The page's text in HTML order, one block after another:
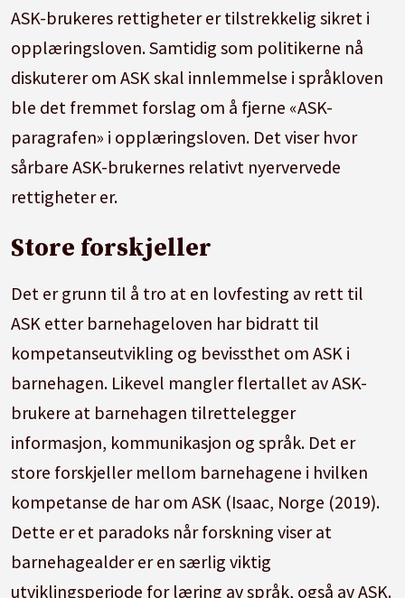
ASK-brukeres rettigheter er tilstrekkelig sikret i
opplæringsloven. Samtidig som politikerne nå
diskuterer om ASK skal innlemmelse i språkloven
ble det fremmet forslag om å fjerne «ASK-
paragrafen» i opplæringsloven. Det viser hvor
sårbare ASK-brukernes relativt nyervervede
rettigheter er.
Store forskjeller
Det er grunn til å tro at en lovfesting av rett til
ASK etter barnehageloven har bidratt til
kompetanseutvikling og bevissthet om ASK i
barnehagen. Likevel mangler flertallet av ASK-
brukere at barnehagen tilrettelegger
informasjon, kommunikasjon og språk. Det er
store forskjeller mellom barnehagene i hvilken
kompetanse de har om ASK (Isaac, Norge (2019).
Dette er et paradoks når forskning viser at
barnehagealder er en særlig viktig
utviklingsperiode for læring av språk, også av ASK.